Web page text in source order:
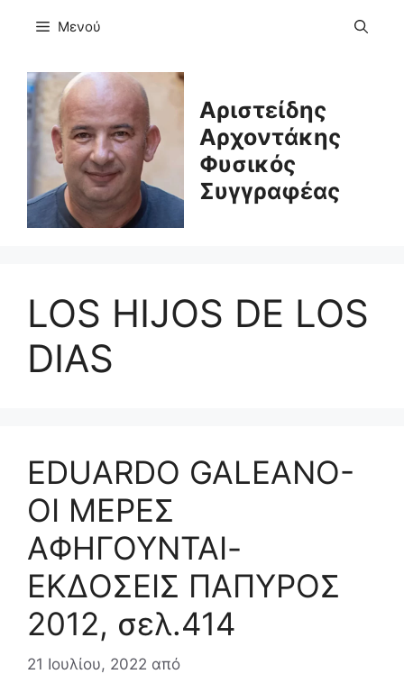
Μενού
Αριστείδης
Αρχοντάκης
Φυσικός
Συγγραφέας
LOS HIJOS DE LOS
DIAS
EDUARDO GALEANO-
ΟΙ ΜΕΡΕΣ
ΑΦΗΓΟΥΝΤΑΙ-
ΕΚΔΟΣΕΙΣ ΠΑΠΥΡΟΣ
2012, σελ.414
21 Ιουλίου, 2022 από